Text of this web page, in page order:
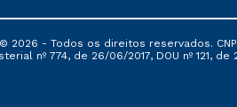
- Todos os direitos reservados.
nº 774, de 26/06/2017, DOU nº 121, de